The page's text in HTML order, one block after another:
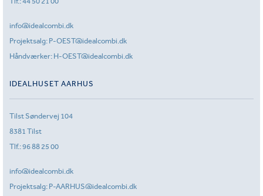
info@idealcombi.dk
Projektsalg: P-OEST@idealcombi.dk
Håndværker: H-OEST@idealcombi.dk
IDEALHUSET AARHUS
Tilst Søndervej 104
8381 Tilst
Tlf.:96 88 25 00
info@idealcombi.dk
Projektsalg: P-AARHUS@idealcombi.dk